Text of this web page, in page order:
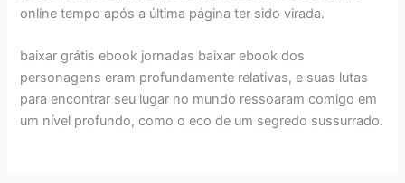
online tempo após a última página ter sido virada.
baixar grátis ebook jornadas baixar ebook dos
personagens eram profundamente relativas, e suas lutas
para encontrar seu lugar no mundo ressoaram comigo em
um nível profundo, como o eco de um segredo sussurrado.